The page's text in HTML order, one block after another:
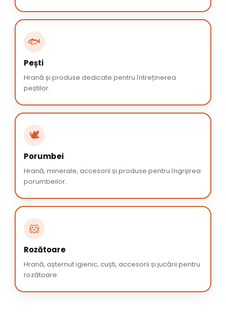
🐟
Pești
Hrană și produse dedicate pentru întreținerea
peștilor.
🕊️
Porumbei
Hrană, minerale, accesorii și produse pentru îngrijirea
porumbeilor.
🐹
Rozătoare
Hrană, așternut igienic, cuști, accesorii și jucării pentru
rozătoare.